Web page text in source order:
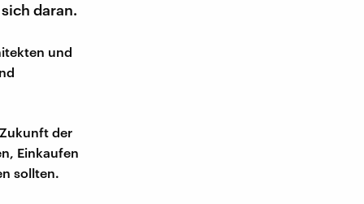
daran.
und
der
Einkaufen
sollten.